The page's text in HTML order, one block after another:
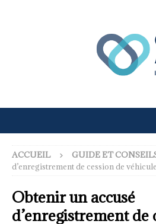
ACCUEIL GUIDE ET
d’enregistrement de cession de
Obtenir un accusé
d’enregistrement de